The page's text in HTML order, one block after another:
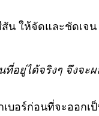
ให้จัดและชัดเจ
ที่อยู่ได้จริงๆ จึงจะ
บอร์ก่อนที่จะออก